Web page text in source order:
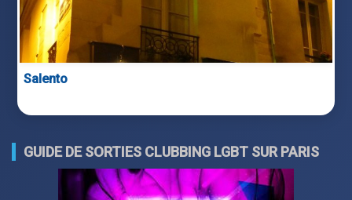
Salento
GUIDE DE SORTIES CLUBBING LGBT SUR PARIS